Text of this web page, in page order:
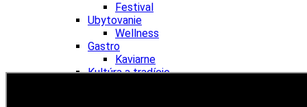
Festival
Ubytovanie
Wellness
Gastro
Kaviarne
Kultúra a tradície